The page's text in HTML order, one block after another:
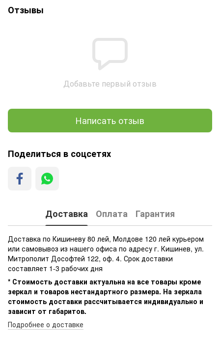
Отзывы
Добавьте первый отзыв
Написать отзыв
Поделиться в соцсетях
Доставка Оплата Гарантия
Доставка по Кишиневу 80 лей, Молдове 120 лей курьером
или самовывоз из нашего офиса по адресу г. Кишинев, ул.
Митрополит Дософтей 122, оф. 4. Срок доставки
составляет 1-3 рабочих дня
* Стоимость доставки актуальна на все товары кроме
зеркал и товаров нестандартного размера. На зеркала
стоимость доставки рассчитывается индивидуально и
зависит от габаритов.
Подробнее о доставке